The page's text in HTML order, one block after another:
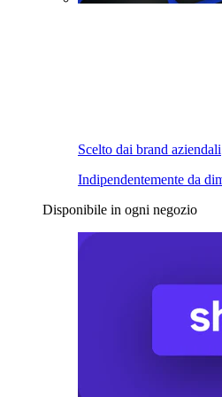
Scelto dai brand aziendali
Indipendentemente da
Disponibile in ogni negozio